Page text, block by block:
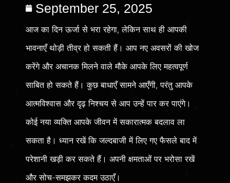
September 25, 2025
आज का दिन ऊर्जा से भरा रहेगा, लेकिन साथ ही आपकी
भावनाएँ थोड़ी तीव्र हो सकती हैं। आप नए अवसरों की खोज
करेंगे और अचानक मिलने वाले मौके आपके लिए महत्वपूर्ण
साबित हो सकते हैं। कुछ बाधाएँ सामने आएँगी, परंतु आपके
आत्मविश्वास और दृढ़ निश्चय से आप उन्हें पार कर पाएंगे।
कोई नया व्यक्ति आपके जीवन में सकारात्मक बदलाव ला
सकता है। ध्यान रखें कि जल्दबाजी में लिए गए फैसले बाद में
परेशानी खड़ी कर सकते हैं। अपनी क्षमताओं पर भरोसा रखें
और सोच-समझकर कदम उठाएँ।